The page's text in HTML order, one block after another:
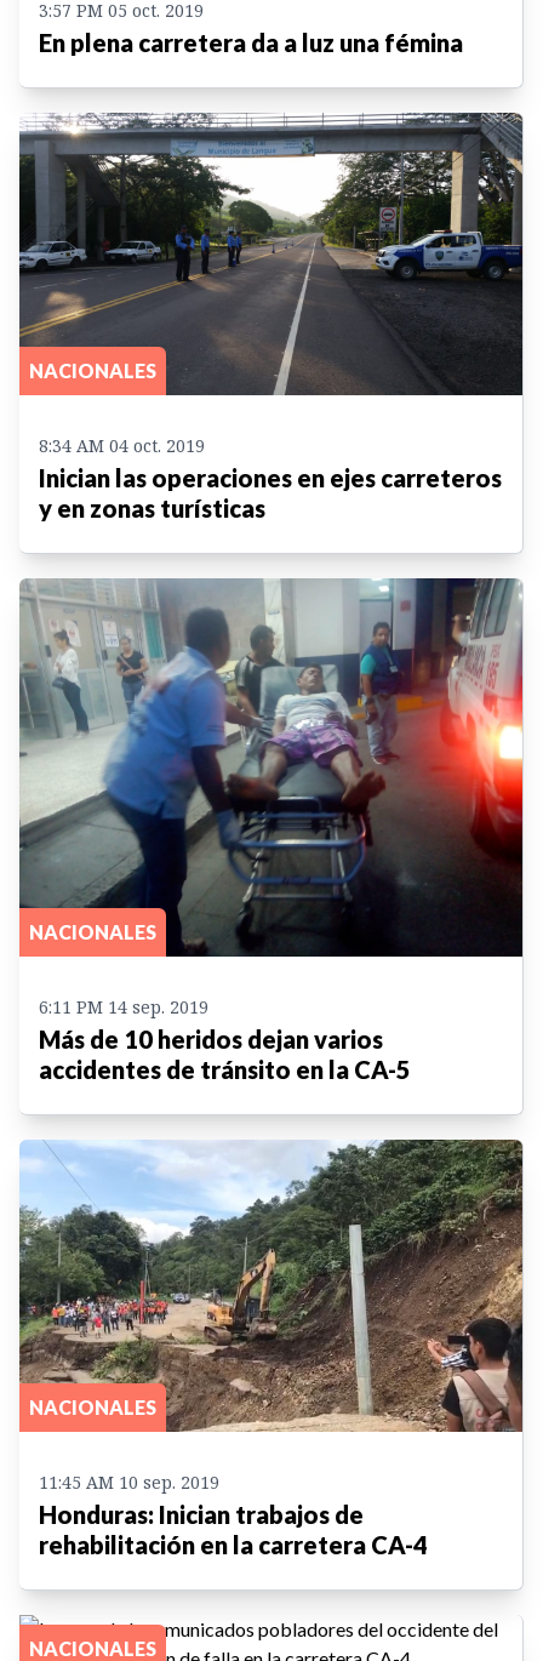
3:57 PM 05 oct. 2019
En plena carretera da a luz una fémina
NACIONALES
8:34 AM 04 oct. 2019
Inician las operaciones en ejes carreteros
y en zonas turísticas
NACIONALES
6:11 PM 14 sep. 2019
Más de 10 heridos dejan varios
accidentes de tránsito en la CA-5
NACIONALES
11:45 AM 10 sep. 2019
Honduras: Inician trabajos de
rehabilitación en la carretera CA-4
NACIONALES